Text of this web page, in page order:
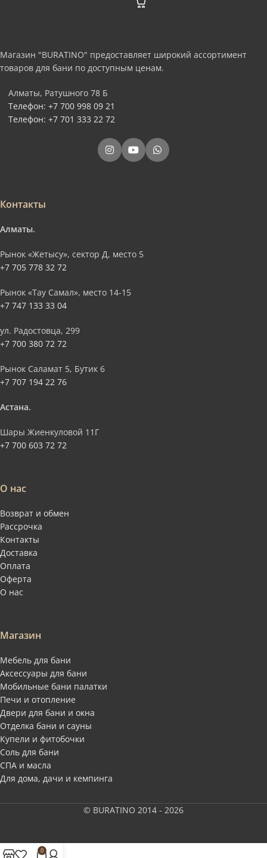
Магазин "BURATINO" предоставляет широкий ассортимент
товаров для бани по доступным ценам.
Алматы, Ратушного 78 Б
Телефон: +7 700 998 09 21
Телефон: +7 701 333 22 72
Контакты
Алматы.
Рынок «Жетысу», сектор Д, место 5
+7 705 778 32 72
Рынок «Тау Самал», место 14-15
+7 747 133 33 04
ул. Радостовца, 299
+7 700 380 72 72
Рынок Саламат 5, Бутик 6
+7 707 194 22 76
Астана.
Шары Жиенкуловой 11Г
+7 700 603 72 72
О нас
Возврат и обмен
Рассрочка
Контакты
Доставка
Оплата
Оферта
О нас
Магазин
Мебель для бани
Аксессуары для бани
Мобильные бани палатки
Печи и отопление
Двери для бани и окна
Отделка бани и сауны
Купели и фитобочки
Соль для бани
СПА и масла
Для дома, дачи и кемпинга
© BURATINO 2014 - 2026
0